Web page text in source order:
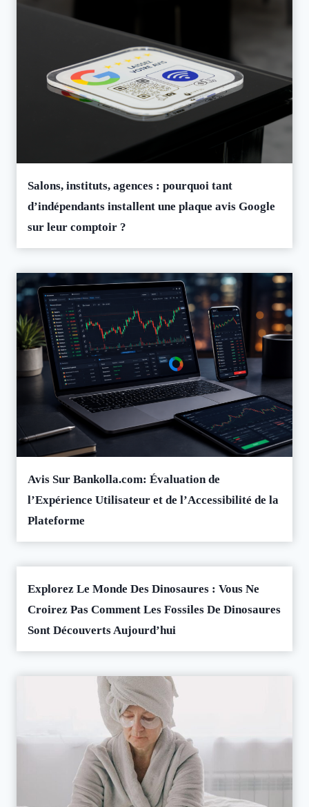
Salons, instituts, agences : pourquoi tant
d’indépendants installent une plaque avis Google
sur leur comptoir ?
Avis Sur Bankolla.com: Évaluation de
l’Expérience Utilisateur et de l’Accessibilité de la
Plateforme
Explorez Le Monde Des Dinosaures : Vous Ne
Croirez Pas Comment Les Fossiles De Dinosaures
Sont Découverts Aujourd’hui